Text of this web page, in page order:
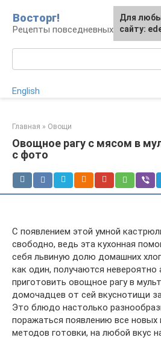
контенту
Восторг!
Рецепты повседневных и
English
Главная » Овощи
Овощное рагу с мясом в
с фото
С появлением этой умной
свободно, ведь эта кухонная
себя львиную долю домашних
как один, получаются невероятно
приготовить овощное рагу в
домочадцев от сей вкуснотищи
Это блюдо настолько
поражаться появлению все новых
методов готовки, на любой вкус
Для
сайту: